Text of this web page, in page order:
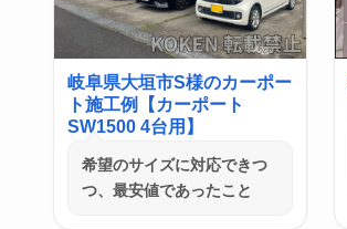
岐阜県大垣市S様のカーポー
ト施工例【カーポート
SW1500 4台用】
希望のサイズに対応できつ
つ、最安値であったこと